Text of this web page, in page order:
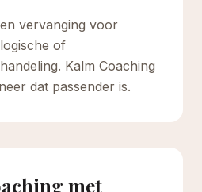
vervanging voor
of
Kalm Coaching
dat passender is.
met